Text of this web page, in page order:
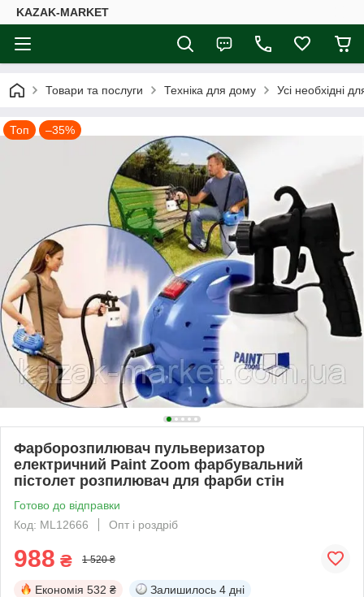
KAZAK-MARKET
Товари та послуги Техніка для дому Усі необхідні
Топ –35%
Фарборозпилювач пульверизатор
електричний Paint Zoom фарбувальний
пістолет розпилювач для фарби стін
Готово до відправки
Код: ML12666
Опт і роздріб
988 ₴ 1 520 ₴
Економія 532 ₴ Залишилось 4 дні